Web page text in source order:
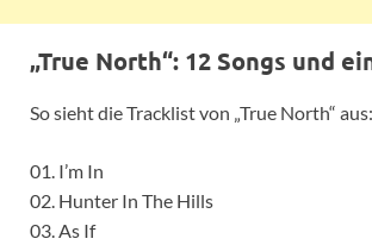
„True North“: 12 Songs und
So sieht die Tracklist von „True North“ aus:
01. I’m In
02. Hunter In The Hills
03. As If